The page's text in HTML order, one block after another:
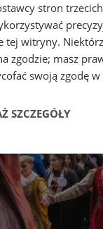
stron
tej witryny.
zgodzie; masz
swoją zgodę w
SZCZEGÓŁY